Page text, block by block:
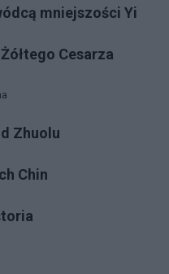
mniejszości Yi
Cesarza
Zhuolu
Chin